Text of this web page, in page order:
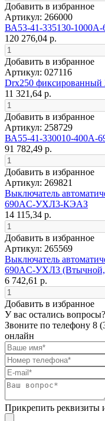
Добавить в избранное
Артикул: 266000
ВА53-41-335130-
120 276,04 р.
Добавить в избранное
Артикул: 027116
Drx250 фиксированный
11 321,64 р.
Добавить в избранное
Артикул: 258729
ВА55-41-330010-400А-
91 782,49 р.
Добавить в избранное
Артикул: 269821
Выключатель
690AC-УХЛ3-КЭАЗ
14 115,34 р.
Добавить в избранное
Артикул: 265569
Выключатель
690AC-УХЛ3 (Втычной,
6 742,61 р.
Добавить в избранное
У вас остались вопросы?
Звоните по телефону 8
онлайн
Прикрепить реквизиты